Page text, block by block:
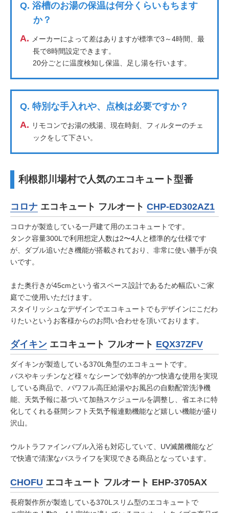
Q. 浴槽のお湯の保温は何分くらいもちます
か？
A. メーカーによって差はありますが標準で3～4時間、最
長で8時間設定できます。
20分ごとに温度検知し保温、足し湯を行います。
Q. 特別な手入れや、点検は必要ですか？
A. リモコンでお湯の残湯、現在時刻、フィルターのチェ
ックをして下さい。
利根郡川場村で人気のエコキュート型番
コロナ エコキュート フルオート CHP-ED302AZ1
コロナが製造している一戸建て用のエコキュートです。
タンク容量300Lで利用想定人数は2〜4人と標準的な仕様です
が、ダブル追いだき機能が搭載されており、非常に使い勝手が良
いです。
また奥行きが45cmという省スペース設計であるため幅広いご家
庭でご使用いただけます。
スタイリッシュなデザインでエコキュートでもデザインにこだわ
りたいというお客様からのお問い合わせを頂いております。
ダイキン エコキュート フルオート EQX37ZFV
ダイキンが製造している370L角型のエコキュートです。
バスやキッチンなど様々なシーンで効率的かつ快適な使用を実現
している商品で、パワフル高圧給湯やお風呂の自動配管洗浄機
能、天気予報に基づいて加熱スケジュールを調整し、省エネに特
化してくれる昼間シフト天気予報連動機能など嬉しい機能が盛り
沢山。
ウルトラファインバブル入浴も対応していて、UV滅菌機能など
で快適で清潔なバスライフを実現できる商品となっています。
CHOFU エコキュート フルオート EHP-3705AX
長府製作所が製造している370Lスリム型のエコキュートで